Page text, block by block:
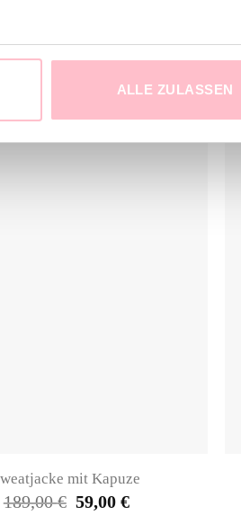
ALLE ZULASSEN
mit Kapuze
189,00€ Ursprünglicher
Preis
59,00 €Aktueller